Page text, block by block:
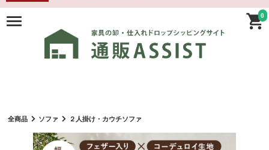
0
全商品 ソファ ２人掛け・カウチソファ